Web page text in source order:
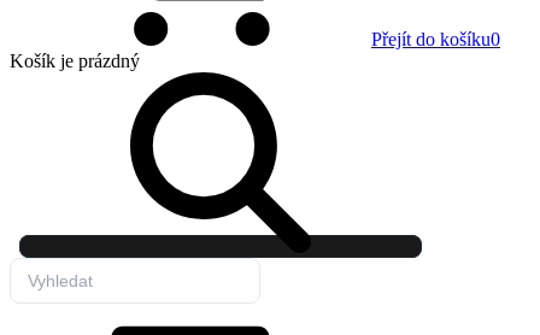
Přejít do košíku0
Košík je prázdný